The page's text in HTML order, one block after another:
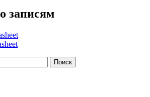
записям